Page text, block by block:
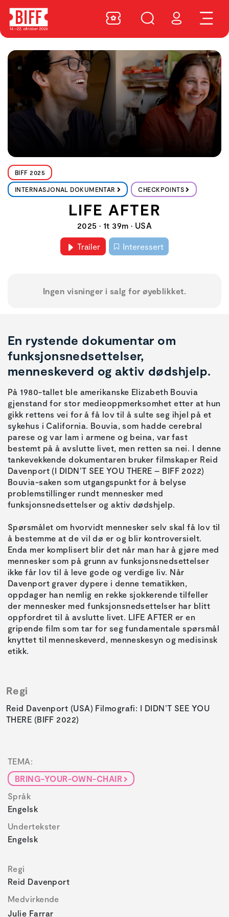
BIFF 2025
INTERNASJONAL DOKUMENTAR CHECKPOINTS
LIFE AFTER
2025 • 1t 39m • USA
Trailer Interessert
Ingen visninger i salg for øyeblikket.
En rystende dokumentar om
funksjonsnedsettelser,
menneskeverd og aktiv dødshjelp.
På 1980-tallet ble amerikanske Elizabeth Bouvia
gjenstand for stor medieoppmerksomhet etter at hun
gikk rettens vei for å få lov til å sulte seg ihjel på et
sykehus i California. Bouvia, som hadde cerebral
parese og var lam i armene og beina, var fast
bestemt på å avslutte livet, men retten sa nei. I denne
tankevekkende dokumentaren bruker filmskaper Reid
Davenport (I DIDN’T SEE YOU THERE – BIFF 2022)
Bouvia-saken som utgangspunkt for å belyse
problemstillinger rundt mennesker med
funksjonsnedsettelser og aktiv dødshjelp.
Spørsmålet om hvorvidt mennesker selv skal få lov til
å bestemme at de vil dø er og blir kontroversielt.
Enda mer komplisert blir det når man har å gjøre med
mennesker som på grunn av funksjonsnedsettelser
ikke får lov til å leve gode og verdige liv. Når
Davenport graver dypere i denne tematikken,
oppdager han nemlig en rekke sjokkerende tilfeller
der mennesker med funksjonsnedsettelser har blitt
oppfordret til å avslutte livet. LIFE AFTER er en
gripende film som tar for seg fundamentale spørsmål
knyttet til menneskeverd, menneskesyn og medisinsk
Regi
Reid Davenport (USA) Filmografi: I DIDN’T SEE YOU
THERE (BIFF 2022)
TEMA:
BRING-YOUR-OWN-CHAIR
Språk
Engelsk
Undertekster
Engelsk
Regi
Reid Davenport
Medvirkende
Julie Farrar